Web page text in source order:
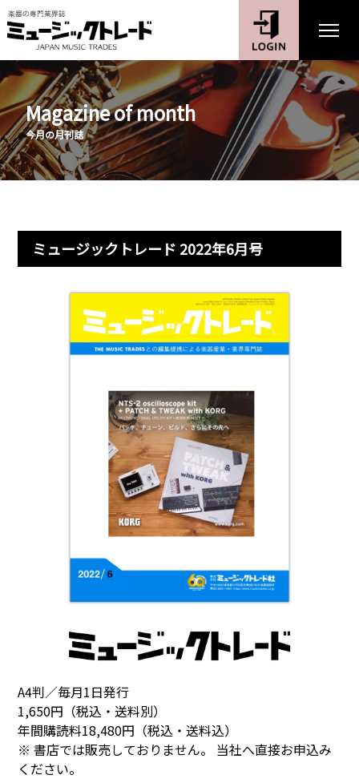
Magazine of month
今月の月刊誌
ミュージックトレード 2022年6月号
A4判／毎月1日発行
1,650円（税込・送料別）
年間購読料18,480円（税込・送料込）
※ 書店では販売しておりません。 当社へ直接お申込み
ください。